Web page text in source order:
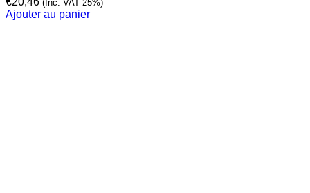
(Inc. VAT 25%)
Ajouter au panier